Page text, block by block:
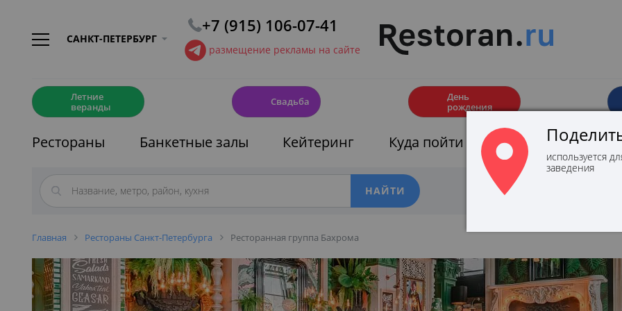
САНКТ-ПЕТЕРБУРГ
+7 (915) 106-07-41
размещение рекламы на сайте
Летние
веранды
Свадьба
День
рождения
Рестораны Банкетные залы Кейтеринг Куда пойти Афиша
Фильтры
Главная Рестораны Санкт-Петербурга Ресторанная группа Бахрома
используется
заведения